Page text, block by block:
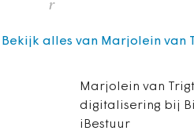
r
Marjolein van
digitalisering bij
iBestuur
Bekijk alles van Marjolein van